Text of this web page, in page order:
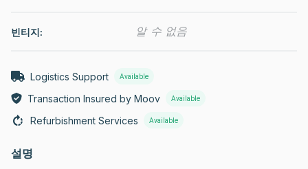
빈티지: 알 수 없음
Logistics Support Available
Transaction Insured by Moov Available
Refurbishment Services Available
설명